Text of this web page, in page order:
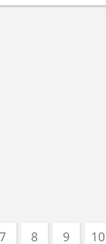
7 8 9 10